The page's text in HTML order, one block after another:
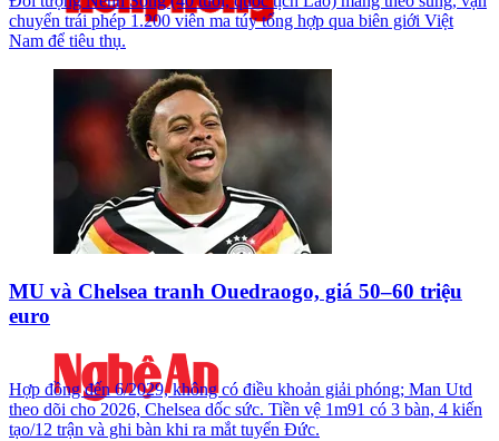
chuyển trái phép 1.200 viên ma túy tổng hợp qua biên giới Việt
Nam để tiêu thụ.
MU và Chelsea tranh Ouedraogo, giá 50–60 triệu
euro
Hợp đồng đến 6/2029, không có điều khoản giải phóng; Man Utd
theo dõi cho 2026, Chelsea dốc sức. Tiền vệ 1m91 có 3 bàn, 4 kiến
tạo/12 trận và ghi bàn khi ra mắt tuyển Đức.